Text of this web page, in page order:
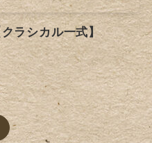
ラシカル一式】